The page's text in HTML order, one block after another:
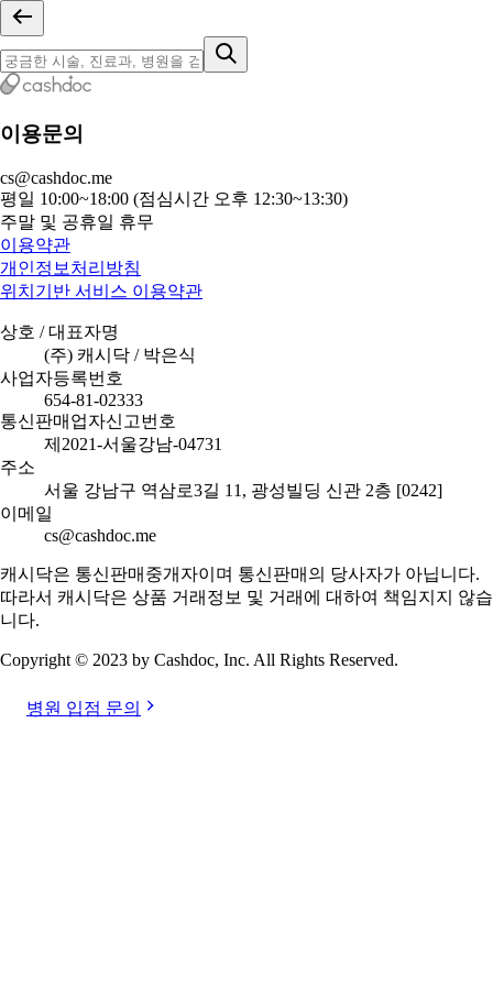
이용문의
cs@cashdoc.me
평일 10:00~18:00 (점심시간 오후 12:30~13:30)
주말 및 공휴일 휴무
이용약관
개인정보처리방침
위치기반 서비스 이용약관
상호 / 대표자명
(주) 캐시닥 / 박은식
사업자등록번호
654-81-02333
통신판매업자신고번호
제2021-서울강남-04731
주소
서울 강남구 역삼로3길 11, 광성빌딩 신관 2층 [0242]
이메일
cs@cashdoc.me
캐시닥은 통신판매중개자이며 통신판매의 당사자가 아닙니다.
따라서 캐시닥은 상품 거래정보 및 거래에 대하여 책임지지 않습
니다.
Copyright © 2023 by Cashdoc, Inc. All Rights Reserved.
병원 입점 문의